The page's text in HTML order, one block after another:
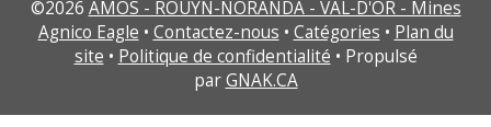
©2026 AMOS - ROUYN-NORANDA - VAL-D'OR - Mines
Agnico Eagle • Contactez-nous • Catégories • Plan du
site • Politique de confidentialité • Propulsé
parGNAK.CA